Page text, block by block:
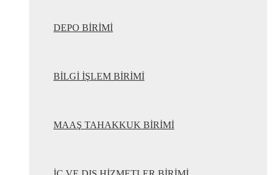
DEPO BİRİMİ
BİLGİ İŞLEM BİRİMİ
MAAŞ TAHAKKUK BİRİMİ